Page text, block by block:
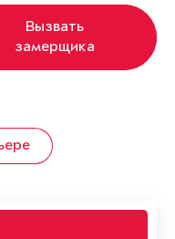
Вызвать
замерщика